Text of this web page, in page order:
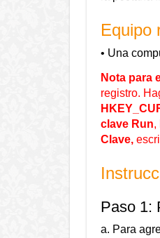
Equipo
• Una
Nota para
registro.
clave Run,
Clave,
Paso 1:
a. Para